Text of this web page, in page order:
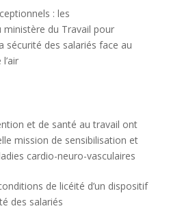
: les
du Travail pour
sécurité des salariés face au
et de santé au travail ont
mission de sensibilisation et
cardio-neuro-vasculaires
de licéité d’un dispositif
des salariés